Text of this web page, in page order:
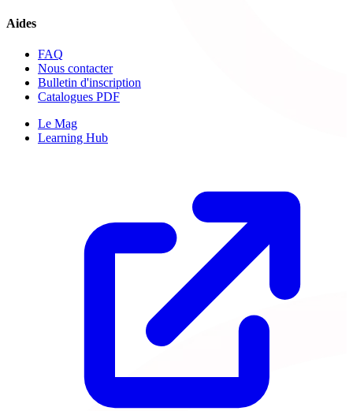
Aides
FAQ
Nous contacter
Bulletin d'inscription
Catalogues PDF
Le Mag
Learning Hub